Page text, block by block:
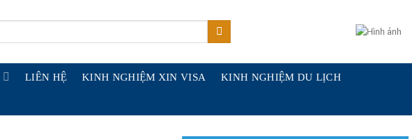
LIÊN HỆ KINH NGHIỆM XIN VISA KINH NGHIỆM DU LỊCH